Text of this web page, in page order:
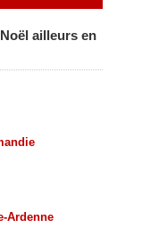
ailleurs en
Ardenne